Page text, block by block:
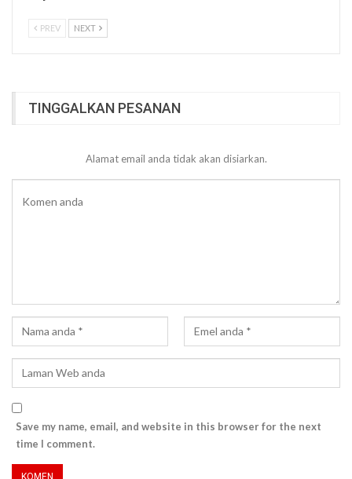
PREV NEXT
TINGGALKAN PESANAN
Alamat email anda tidak akan disiarkan.
Save my name, email, and website in this browser for the next
time I comment.